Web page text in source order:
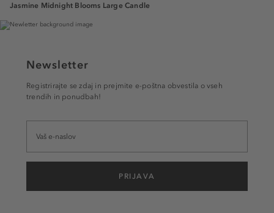
Jasmine Midnight Blooms Large Candle
Newsletter
Registrirajte se zdaj in prejmite e-poštna obvestila o vseh
trendih in ponudbah!
PRIJAVA